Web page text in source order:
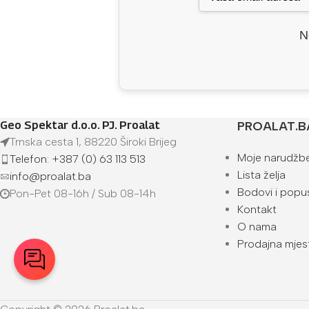
Geo Spektar d.o.o. PJ. Proalat
Trnska cesta 1, 88220 Široki Brijeg
Telefon: +387 (0) 63 113 513
info@proalat.ba
Pon-Pet 08-16h / Sub 08-14h
Moje
Lista želja
Bodovi i
Kontakt
O nama
Prodajna